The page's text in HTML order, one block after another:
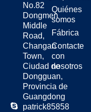
No.82
Dongmen
Middle
Road,
Changan
Town,
Ciudad de
Dongguan,
Provincia de
Guangdong
patrick85858
Quiénes
somos
Fábrica
Contacte
con
nosotros